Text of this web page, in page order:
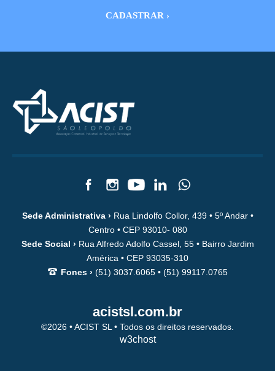
Sede Administrativa › Rua Lindolfo Collor, 439 • 5º Andar •
Centro • CEP 93010- 080
Sede Social › Rua Alfredo Adolfo Cassel, 55 • Bairro Jardim
América • CEP 93035-310
Fones › (51) 3037.6065 • (51) 99117.0765
acistsl.com.br
©2026 • ACIST SL • Todos os direitos reservados.
w3chost